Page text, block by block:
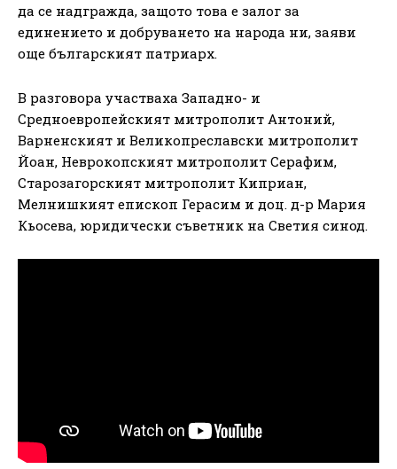
да се надгражда, защото това е залог за
единението и добруването на народа ни, заяви
още българският патриарх.
В разговора участваха Западно- и
Средноевропейският митрополит Антоний,
Варненският и Великопреславски митрополит
Йоан, Неврокопският митрополит Серафим,
Старозагорският митрополит Киприан,
Мелнишкият епископ Герасим и доц. д-р Мария
Кьосева, юридически съветник на Светия синод.